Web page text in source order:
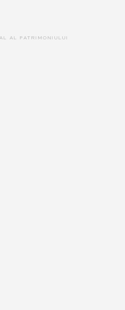
AL PATRIMONIULUI